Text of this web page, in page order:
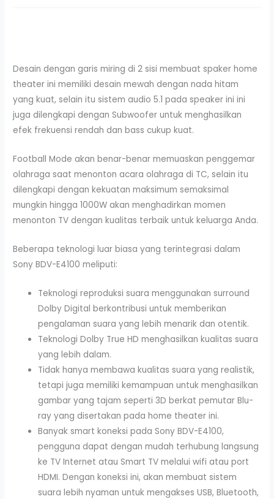
Desain dengan garis miring di 2 sisi membuat spaker home
theater ini memiliki desain mewah dengan nada hitam
yang kuat, selain itu sistem audio 5.1 pada speaker ini ini
juga dilengkapi dengan Subwoofer untuk menghasilkan
efek frekuensi rendah dan bass cukup kuat.
Football Mode akan benar-benar memuaskan penggemar
olahraga saat menonton acara olahraga di TC, selain itu
dilengkapi dengan kekuatan maksimum semaksimal
mungkin hingga 1000W akan menghadirkan momen
menonton TV dengan kualitas terbaik untuk keluarga Anda.
Beberapa teknologi luar biasa yang terintegrasi dalam
Sony BDV-E4100 meliputi:
Teknologi reproduksi suara menggunakan surround
Dolby Digital berkontribusi untuk memberikan
pengalaman suara yang lebih menarik dan otentik.
Teknologi Dolby True HD menghasilkan kualitas suara
yang lebih dalam.
Tidak hanya membawa kualitas suara yang realistik,
tetapi juga memiliki kemampuan untuk menghasilkan
gambar yang tajam seperti 3D berkat pemutar Blu-
ray yang disertakan pada home theater ini.
Banyak smart koneksi pada Sony BDV-E4100,
pengguna dapat dengan mudah terhubung langsung
ke TV Internet atau Smart TV melalui wifi atau port
HDMI. Dengan koneksi ini, akan membuat sistem
suara lebih nyaman untuk mengakses USB, Bluetooth,